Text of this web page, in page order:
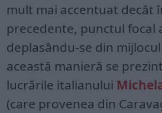
mult mai accentuat decât
precedente, punctul focal
deplasându-se din
această manieră se
lucrările italianului
(care provenea din